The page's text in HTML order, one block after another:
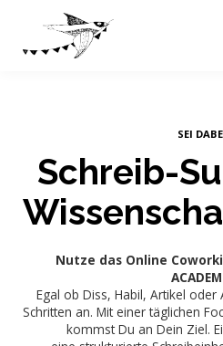
SEI
Schreib-
Nutze das Online
Egal ob Diss, Habil, Artikel
Schritten an. Mit einer täglichen
kommst Du an Dein Ziel.